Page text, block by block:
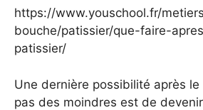
https://www.youschool.fr/
bouche/patissier/que-faire-
patissier/
Une dernière possibilité après le
pas des moindres est de